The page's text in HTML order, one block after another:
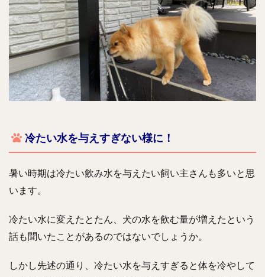
冷たい水を与えすぎない様に！
暑い時期は冷たい飲み水を与えたい飼い主さんも多いと思
います。
冷たい水に変えたとたん、犬の水を飲む量が増えたという
話も聞いたことがあるのではないでしょうか。
しかし先述の通り、冷たい水を与えすぎると体を冷やして